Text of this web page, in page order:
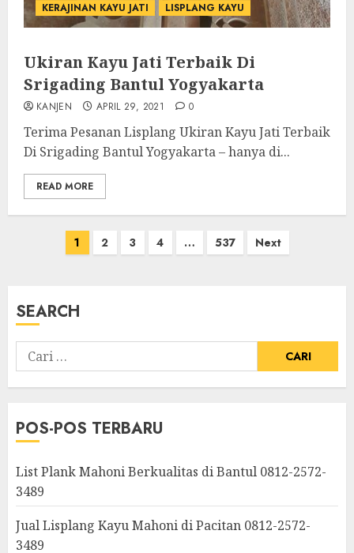
KERAJINAN KAYU JATI LISPLANG KAYU
Ukiran Kayu Jati Terbaik Di
Srigading Bantul Yogyakarta
KANJEN APRIL 29, 2021 0
Terima Pesanan Lisplang Ukiran Kayu Jati Terbaik
Di Srigading Bantul Yogyakarta – hanya di...
READ MORE
1 2 3 4 … 537 Next
SEARCH
POS-POS TERBARU
List Plank Mahoni Berkualitas di Bantul 0812-2572-
3489
Jual Lisplang Kayu Mahoni di Pacitan 0812-2572-
3489